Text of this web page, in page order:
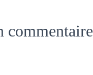
commentaire